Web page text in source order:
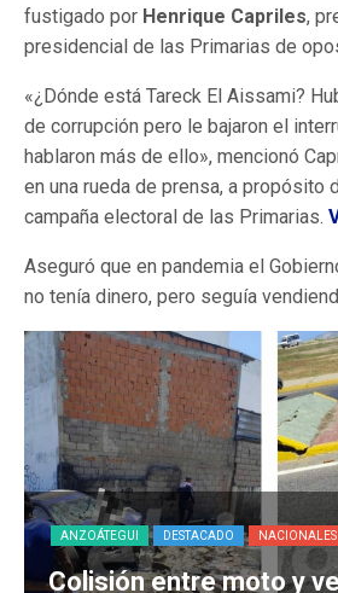
fustigado por Henrique Capriles,
presidencial de las Primarias de
«¿Dónde está Tareck El Aissami?
de corrupción pero le bajaron el
hablaron más de ello», mencionó
en una rueda de prensa, a propósito
campaña electoral de las Primarias.
Aseguró que en pandemia el
no tenía dinero, pero seguía
ANZOÁTEGUI DESTACADO NACIONALES
Colisión entre moto y